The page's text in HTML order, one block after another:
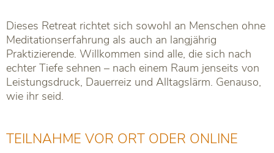
Dieses Retreat richtet sich sowohl an Menschen ohne
Meditationserfahrung als auch an langjährig
Praktizierende. Willkommen sind alle, die sich nach
echter Tiefe sehnen – nach einem Raum jenseits von
Leistungsdruck, Dauerreiz und Alltagslärm. Genauso,
wie ihr seid.
TEILNAHME VOR ORT ODER ONLINE